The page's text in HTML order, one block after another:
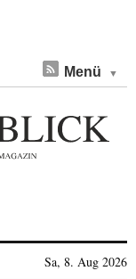
Menü
Sa, 8. Aug 2026